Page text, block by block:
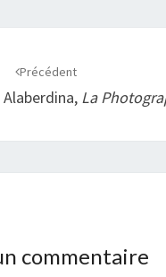
Précédent
Alaberdina, La
commentaire